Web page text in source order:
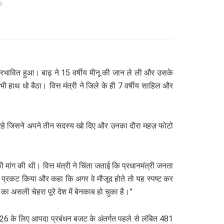
हुआ। बाढ़ ने 15 वर्षीय मीनू की जान ले ली और उसके
धो बैठा। वित्त मंत्री ने जिले के ही 7 वर्षीय साहिल और
जिसने अपने तीन सदस्य खो दिए और उनका दौरा महज़ फोटो
की थी। वित्त मंत्री ने चिंता जताई कि प्रधानमंत्री जनता
प्रकट किया और कहा कि अगर वे मौजूद होते तो यह स्पष्ट कर
असली चेहरा पूरे देश में बेनकाब हो चुका है।”
26 के लिए आपदा प्रबंधन बजट के अंतर्गत पहले से लंबित 481